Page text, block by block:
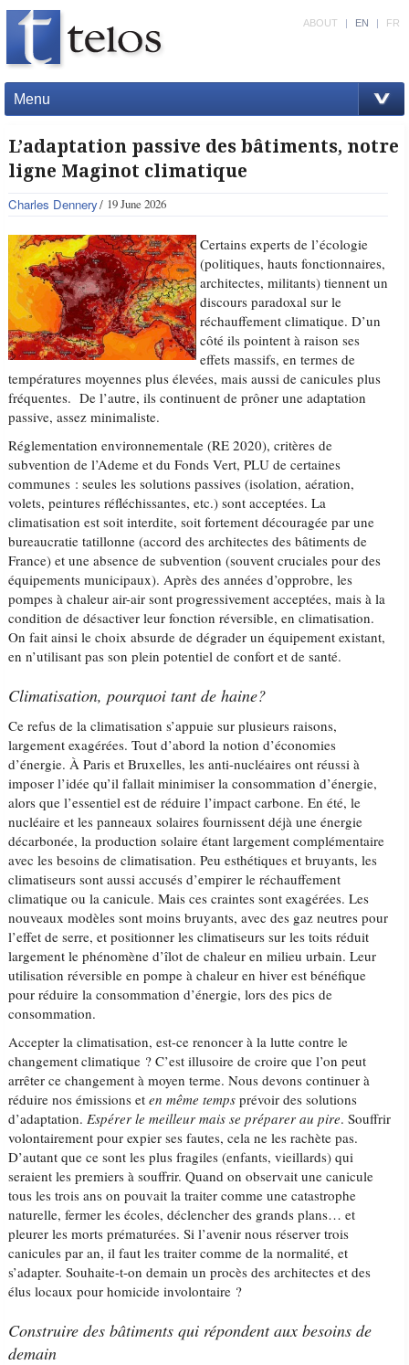
Menu
ABOUT | EN | FR
L’adaptation passive des bâtiments, notre
ligne Maginot climatique
Charles Dennery 19 June 2026
Certains experts de l’écologie
(politiques, hauts fonctionnaires,
architectes, militants) tiennent un
discours paradoxal sur le
réchauffement climatique. D’un
côté ils pointent à raison ses
effets massifs, en termes de
températures moyennes plus élevées, mais aussi de canicules plus
fréquentes. De l’autre, ils continuent de prôner une adaptation
passive, assez minimaliste.
Réglementation environnementale (RE 2020), critères de
subvention de l’Ademe et du Fonds Vert, PLU de certaines
communes : seules les solutions passives (isolation, aération,
volets, peintures réfléchissantes, etc.) sont acceptées. La
climatisation est soit interdite, soit fortement découragée par une
bureaucratie tatillonne (accord des architectes des bâtiments de
France) et une absence de subvention (souvent cruciales pour des
équipements municipaux). Après des années d’opprobre, les
pompes à chaleur air-air sont progressivement acceptées, mais à la
condition de désactiver leur fonction réversible, en climatisation.
On fait ainsi le choix absurde de dégrader un équipement existant,
en n’utilisant pas son plein potentiel de confort et de santé.
Climatisation, pourquoi tant de haine?
Ce refus de la climatisation s’appuie sur plusieurs raisons,
largement exagérées. Tout d’abord la notion d’économies
d’énergie. À Paris et Bruxelles, les anti-nucléaires ont réussi à
imposer l’idée qu’il fallait minimiser la consommation d’énergie,
alors que l’essentiel est de réduire l’impact carbone. En été, le
nucléaire et les panneaux solaires fournissent déjà une énergie
décarbonée, la production solaire étant largement complémentaire
avec les besoins de climatisation. Peu esthétiques et bruyants, les
climatiseurs sont aussi accusés d’empirer le réchauffement
climatique ou la canicule. Mais ces craintes sont exagérées. Les
nouveaux modèles sont moins bruyants, avec des gaz neutres pour
l’effet de serre, et positionner les climatiseurs sur les toits réduit
largement le phénomène d’îlot de chaleur en milieu urbain. Leur
utilisation réversible en pompe à chaleur en hiver est bénéfique
pour réduire la consommation d’énergie, lors des pics de
consommation.
Accepter la climatisation, est-ce renoncer à la lutte contre le
changement climatique ? C’est illusoire de croire que l’on peut
arrêter ce changement à moyen terme. Nous devons continuer à
réduire nos émissions eten même temps prévoir des solutions
d’adaptation.Espérer le meilleur mais se préparer au pire. Souffrir
volontairement pour expier ses fautes, cela ne les rachète pas.
D’autant que ce sont les plus fragiles (enfants, vieillards) qui
seraient les premiers à souffrir. Quand on observait une canicule
tous les trois ans on pouvait la traiter comme une catastrophe
naturelle, fermer les écoles, déclencher des grands plans… et
pleurer les morts prématurées. Si l’avenir nous réserver trois
canicules par an, il faut les traiter comme de la normalité, et
s’adapter. Souhaite-t-on demain un procès des architectes et des
élus locaux pour homicide involontaire ?
Construire des bâtiments qui répondent aux besoins de
demain